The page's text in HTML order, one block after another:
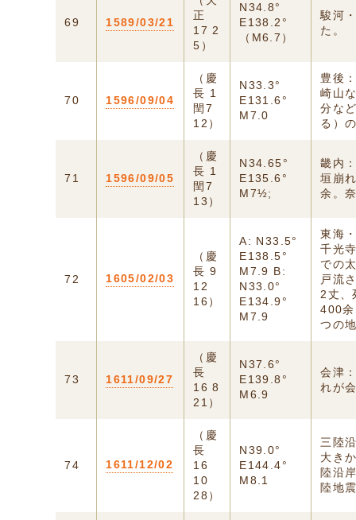
69 1589/03/21
正
17 2
5）
N34.8°
E138.2°
（M6.7）
駿河
た。
70 1596/09/04
（慶
長 1
閏7
12）
N33.3°
E131.6°
M7.0
豊後
崎山
分な
る）
71 1596/09/05
（慶
長 1
閏7
13）
N34.65°
E135.6°
M7½;
畿内
垣崩
余。
72 1605/02/03
（慶
長 9
12
16）
A: N33.5°
E138.5°
M7.9 B:
N33.0°
E134.9°
M7.9
東海
千光
での
戸流
2丈、
400余
つの
73 1611/09/27
（慶
長
16 8
21）
N37.6°
E139.8°
M6.9
会津
れが
74 1611/12/02
（慶
長
16
10
28）
N39.0°
E144.4°
M8.1
三陸
大き
陸沿
陸地